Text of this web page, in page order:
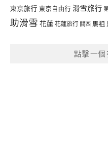
東京旅行 東京自由行 滑雪旅行
助滑雪 花蓮花蓮旅行 關西 馬祖
點擊一